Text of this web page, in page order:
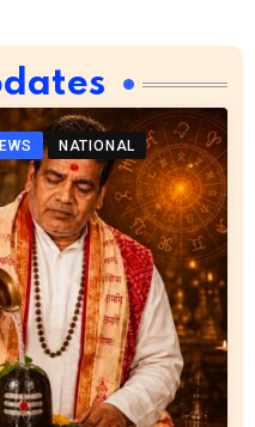
NATIONAL